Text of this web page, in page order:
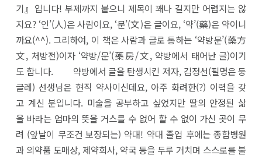
기』입니다! 부제까지 붙으니 제목이 꽤나 길지만 어렵지는 않
지요? ‘인’(人)은 사람이요, ‘문’(文)은 글이요, ‘약’(藥)은 약이니
까요(^^). 그리하여, 이 책은 사람과 글로 통하는 ‘약방문’(藥方
文, 처방전)이자 ‘약방/문’(藥房/文, 약방에서 태어난 글)이기
도 합니다. 약방에서 글을 탄생시킨 저자, 김정선(필명은 둥
글레) 선생님은 현직 약사이신데요, 아주 화려한(?) 이력을 갖
고 계신 분입니다. 미술을 공부하고 싶었지만 딸의 안정된 삶
을 바라는 엄마의 뜻을 거스를 수 없어 할 수 없이 가신 곳이 무
려 (앞날이 무조건 보장되는) 약대! 약대 졸업 후에는 종합병원
과 의약품 도매상, 제약회사, 약국 등을 두루 거치며 스스로를 불